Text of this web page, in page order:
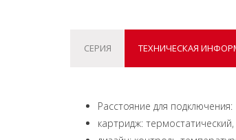
СЕРИЯ ТЕХНИЧЕСКАЯ
Расстояние для
картридж: